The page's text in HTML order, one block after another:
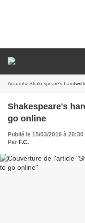
Accueil » Shakespeare's
Shakespeare's
go online
Publié le 15/03/2016 à 20:30
Par F.C.